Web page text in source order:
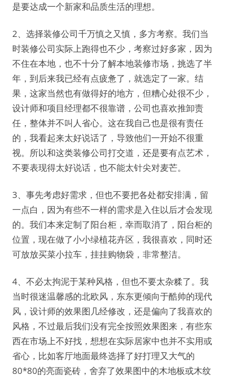
是要达成一个新家和品质生活的理想。
2、选择装修公司千万慎之又慎，多方考察。我们当
时装修公司实际上跑得也不少，考察过好多家，因为
不住在本地，也不十分了解本地装修市场，挑选了半
年，到后来我已经有点疲惫了，就选定了一家。结
果，这家当然也有做得好的地方，但糟心处很不少，
设计师和项目经理都不很靠谱，公司也喜欢推卸责
任，整体并不叫人省心。这在我自己也是很有责任
的，我看起来太好说话了，导致他们一开始不很重
视。所以和这类装修公司打交道，还是要有点艺术，
不要表现得太好说话，也不能太针尖对麦芒。
3、事先考虑好需求，但也不要把各处都安排满，留
一点白，因为有些不一样的需求是入住以后才会发现
的。我们本来定制了阳台柜，幸而取消了，阳台柜的
位置，现在做了小小绿植花卉区，我很喜欢，同时还
可放放买菜小拉车，挂挂购物袋，非常整洁。
4、不必太拘泥于某种风格，但也不要太杂糅了。我
当时很迷温馨感的北欧风，东东更倾向于酷帅的现代
风，设计师的效果图几经修改，还是偏向了我喜欢的
风格，不过最后我们没有完全按照效果图来，有些东
西在市场上不好找，想想在实际居家中也并不实用或
省心，比如客厅地面最终选择了好打理又大气的
80*80的亮面瓷砖，舍弃了效果图中的木地板或木纹